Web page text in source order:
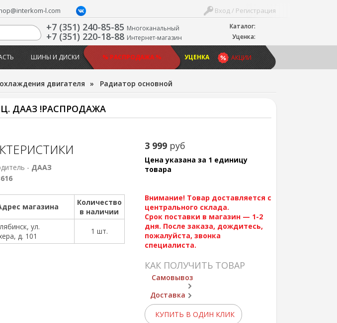
Каталог:
Уценка:
Вход / Регистрация
l.com
+7 (351) 240-85-85 Многоканальный
+7 (351) 220-18-88 Интернет-магазин
АКЦИИ
ШИНЫ И ДИСКИ % РАСПРОДАЖА % УЦЕНКА
двигателя » Радиатор основной
ДААЗ !РАСПРОДАЖА
3 999 руб
Цена указана за 1 единицу
товара
Внимание! Товар доставляется с
центрального склада.
Срок поставки в магазин — 1-2
дня. После заказа, дождитесь,
пожалуйста, звонка
специалиста.
КАК ПОЛУЧИТЬ ТОВАР
Самовывоз
Доставка
КУПИТЬ В ОДИН КЛИК
- ДААЗ
магазина
Количество
в наличии
ул.
д. 101
1 шт.